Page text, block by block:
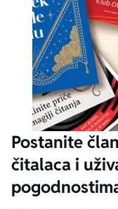
Postanite
čitalaca i